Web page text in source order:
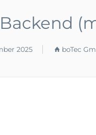
2025 boTec